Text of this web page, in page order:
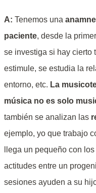
A: Tenemos una
paciente, desde la
se investiga si hay cierto
estimule, se estudia la
entorno, etc. La
música no es solo
también se analizan las
ejemplo, yo que trabajo
llega un pequeño con
actitudes entre un
sesiones ayuden a su